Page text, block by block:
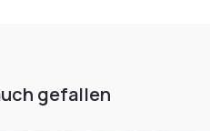
gefallen